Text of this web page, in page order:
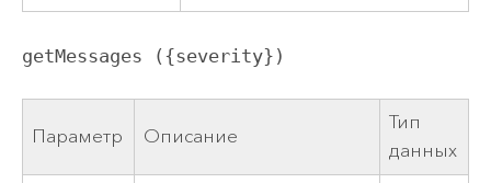
getMessages ({severity})
Параметр Описание
Тип
данных